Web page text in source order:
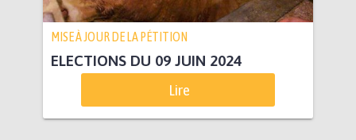
MISE À JOUR DE LA PÉTITION
ELECTIONS DU 09 JUIN 2024
Lire